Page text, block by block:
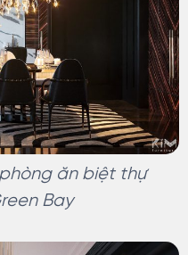
ăn biệt thự
Bay